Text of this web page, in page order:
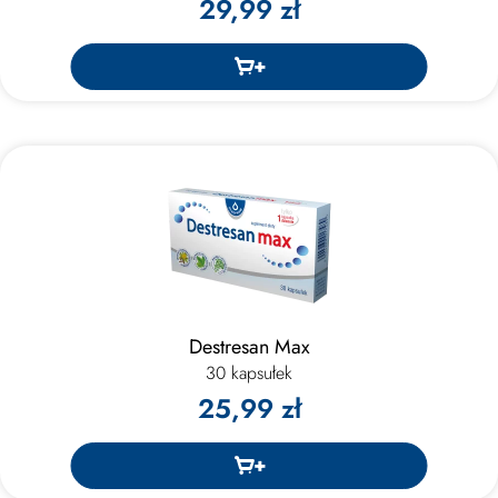
29,99 zł
Destresan Max
30 kapsułek
25,99 zł